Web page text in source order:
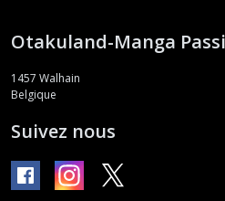
Otakuland-Manga
1457 Walhain
Belgique
Suivez nous